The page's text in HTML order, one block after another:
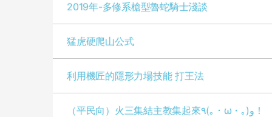
2019年-多修系槍型魯蛇騎士淺談
猛虎硬爬山公式
利用機匠的隱形力場技能 打王法
（平民向）火三集結主教集起來٩(｡・ω・｡)و！